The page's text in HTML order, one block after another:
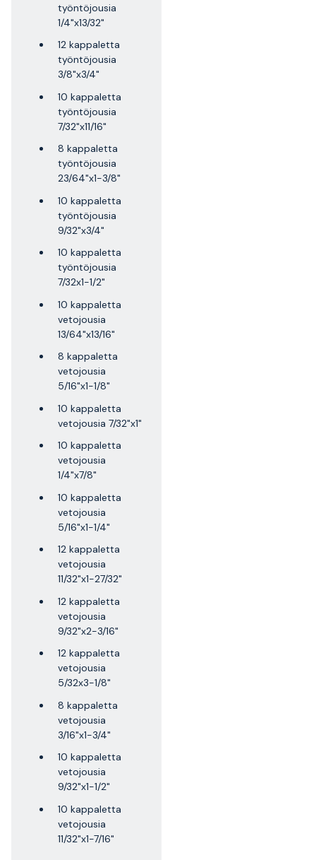
työntöjousia
1/4"x13/32"
12 kappaletta
työntöjousia
3/8"x3/4"
10 kappaletta
työntöjousia
7/32"x11/16"
8 kappaletta
työntöjousia
23/64"x1-3/8"
10 kappaletta
työntöjousia
9/32"x3/4"
10 kappaletta
työntöjousia
7/32x1-1/2"
10 kappaletta
vetojousia
13/64"x13/16"
8 kappaletta
vetojousia
5/16"x1-1/8"
10 kappaletta
vetojousia 7/32"x1"
10 kappaletta
vetojousia
1/4"x7/8"
10 kappaletta
vetojousia
5/16"x1-1/4"
12 kappaletta
vetojousia
11/32"x1-27/32"
12 kappaletta
vetojousia
9/32"x2-3/16"
12 kappaletta
vetojousia
5/32x3-1/8"
8 kappaletta
vetojousia
3/16"x1-3/4"
10 kappaletta
vetojousia
9/32"x1-1/2"
10 kappaletta
vetojousia
11/32"x1-7/16"